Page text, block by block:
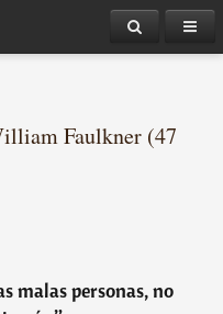
Faulkner (47
malas personas, no